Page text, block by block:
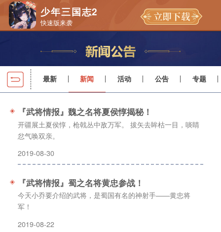
少年三国志2
快速版来袭
最新 新闻 活动 公告 专题
『武将情报』魏之名将夏侯惇揭秘！
开疆展土夏侯惇，枪戟丛中敌万军。 拔矢去眸枯一目，啖睛
忿气唤双亲。
2019-08-30
『武将情报』蜀之名将黄忠参战！
今天小乔要介绍的武将，是蜀国有名的神射手——黄忠将
军！
2019-08-22